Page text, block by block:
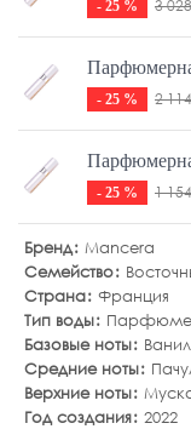
- 25 % 3
- 25 % 2
- 25 % 1
Бренд Mancera
Семейство
Страна Франция
Тип воды
Базовые ноты
Средние ноты
Верхние ноты
Год создания 2022